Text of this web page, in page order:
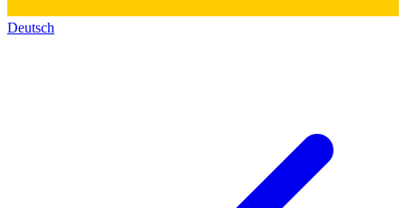
Deutsch